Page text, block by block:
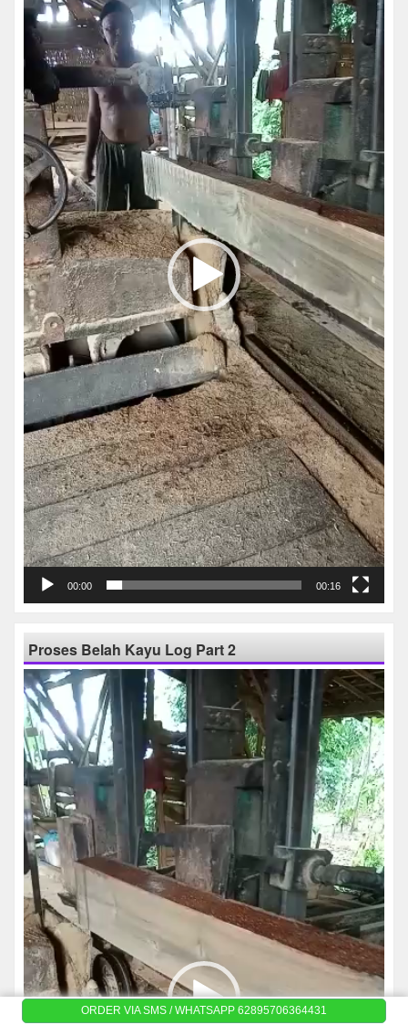
00:00 00:16
Proses Belah Kayu Log Part 2
Pemutar
Video
ORDER VIA SMS / WHATSAPP 62895706364431